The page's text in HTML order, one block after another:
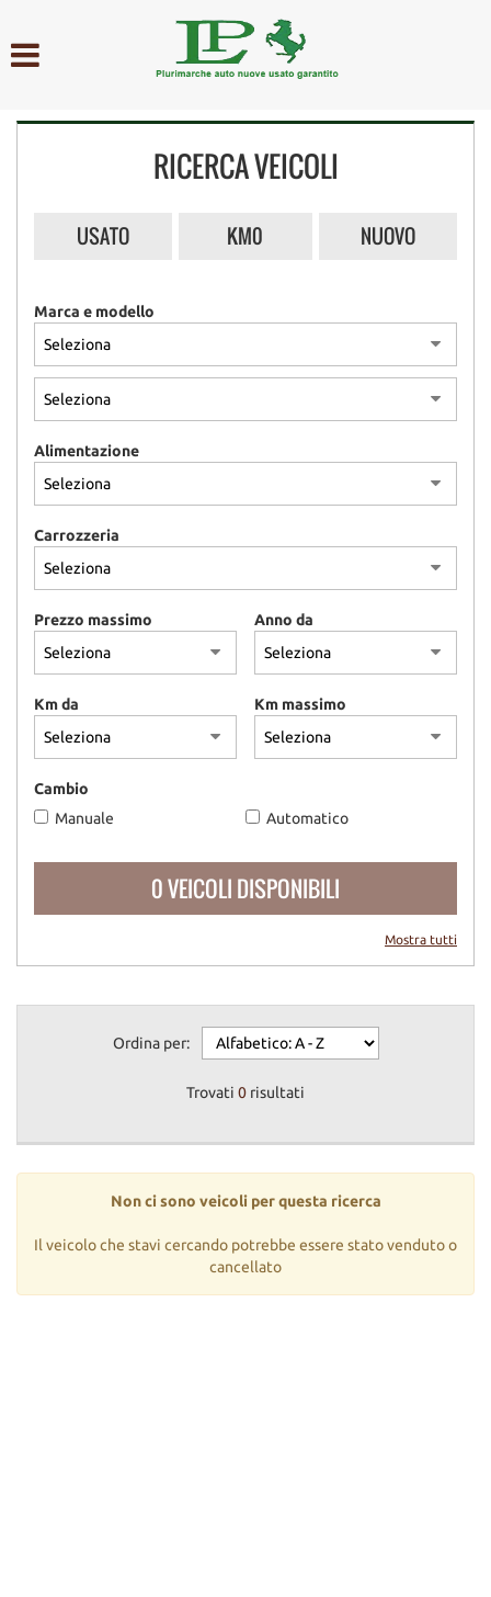
ACQUISTIAMO USATO
CONTATTI
RICERCA VEICOLI
USATO KM0 NUOVO
Marca e modello
Alimentazione
Carrozzeria
Prezzo massimo Anno da
Km da Km massimo
Cambio
Manuale
Automatico
0 VEICOLI DISPONIBILI
Mostra tutti
Ordina per:
Trovati 0 risultati
Non ci sono veicoli per questa ricerca
Il veicolo che stavi cercando potrebbe essere stato venduto o
cancellato